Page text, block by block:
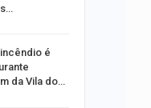
é
da Vila do…